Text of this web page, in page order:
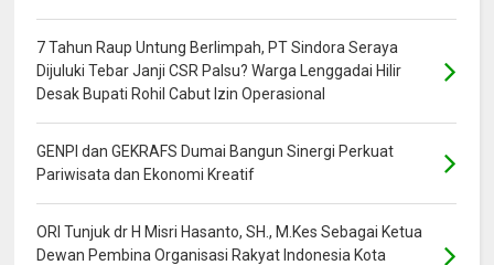
7 Tahun Raup Untung Berlimpah, PT Sindora Seraya
Dijuluki Tebar Janji CSR Palsu? Warga Lenggadai Hilir
Desak Bupati Rohil Cabut Izin Operasional
GENPI dan GEKRAFS Dumai Bangun Sinergi Perkuat
Pariwisata dan Ekonomi Kreatif
ORI Tunjuk dr H Misri Hasanto, SH., M.Kes Sebagai Ketua
Dewan Pembina Organisasi Rakyat Indonesia Kota